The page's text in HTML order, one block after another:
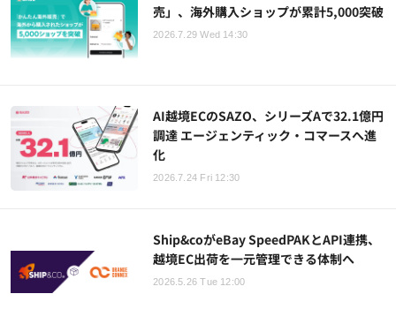
売」、海外購入ショップが累計5,000突破
2026.7.29 Wed 14:30
AI越境ECのSAZO、シリーズAで32.1億円
調達 エージェンティック・コマースへ進
化
2026.7.24 Fri 12:30
Ship&coがeBay SpeedPAKとAPI連携、
越境EC出荷を一元管理できる体制へ
2026.5.26 Tue 12:00